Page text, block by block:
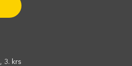
3. krs